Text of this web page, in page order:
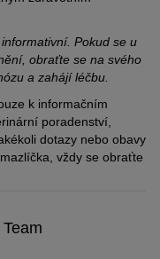
Pokud se u
obraťte se na svého
a zahájí léčbu.
k informačním
poradenství,
dotazy nebo obavy
vždy se obraťte